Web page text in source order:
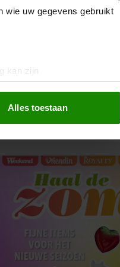
wie uw gegevens gebruikt
kan zijn
te bieden en om ons
partners voor social
die u aan ze heeft
met onze cookies als u
Alles toestaan